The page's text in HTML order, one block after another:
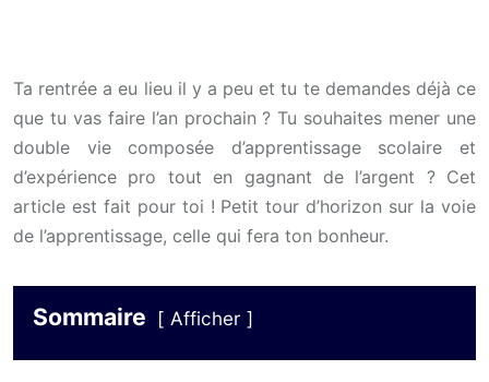
Ta rentrée a eu lieu il y a peu et tu te demandes déjà ce
que tu vas faire l’an prochain ? Tu souhaites mener une
double vie composée d’apprentissage scolaire et
d’expérience pro tout en gagnant de l’argent ? Cet
article est fait pour toi ! Petit tour d’horizon sur la voie
de l’apprentissage, celle qui fera ton bonheur.
Sommaire Afficher